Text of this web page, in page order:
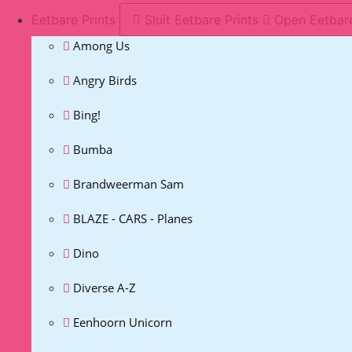
Eetbare Prints Sluit Eetbare Prints
Open
Among Us
Angry Birds
Bing!
Bumba
Brandweerman Sam
BLAZE - CARS - Planes
Dino
Diverse A-Z
Eenhoorn Unicorn